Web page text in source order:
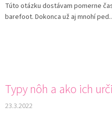
Túto otázku dostávam pomerne
barefoot. Dokonca už aj mnohí
Typy nôh a ako ich
23.3.2022